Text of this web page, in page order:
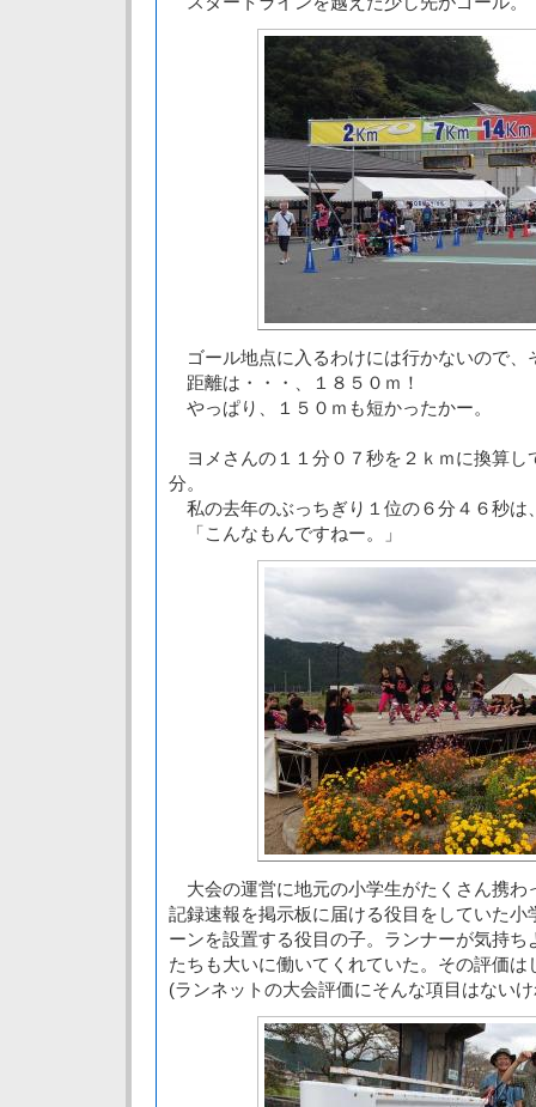
ゴール地点に入るわけには行かないので、
距離は・・・、１８５０ｍ！
やっぱり、１５０ｍも短かったかー。
ヨメさんの１１分０７秒を２ｋｍに換算し
分。
私の去年のぶっちぎり１位の６分４６秒は
「こんなもんですねー。」
大会の運営に地元の小学生がたくさん携わ
記録速報を掲示板に届ける役目をしていた小
ーンを設置する役目の子。ランナーが気持
たちも大いに働いてくれていた。その評価
(ランネットの大会評価にそんな項目はない